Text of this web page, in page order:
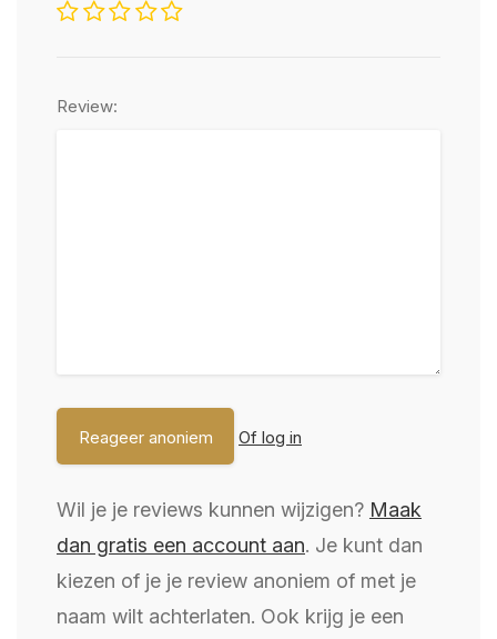
Review:
Of log in
Wil je je reviews kunnen wijzigen? Maak
dan gratis een account aan. Je kunt dan
kiezen of je je review anoniem of met je
naam wilt achterlaten. Ook krijg je een